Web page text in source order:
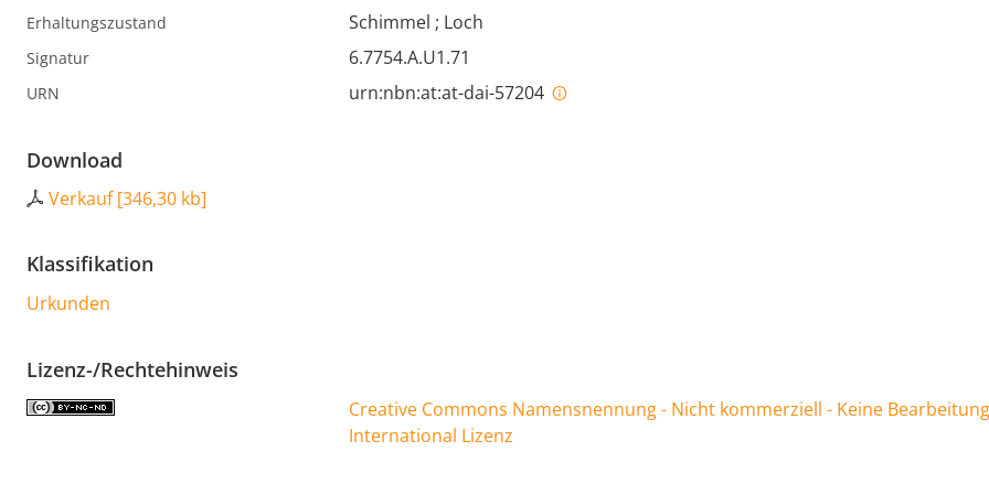
Erhaltungszustand Schimmel ; Loch
Signatur 6.7754.A.U1.71
URN urn:nbn:at:at-dai-57204
Download
Verkauf[346,30 kb]
Klassifikation
Urkunden
Lizenz-/Rechtehinweis
Creative Commons Namensnennung - Nicht kommerziell - Keine
International Lizenz